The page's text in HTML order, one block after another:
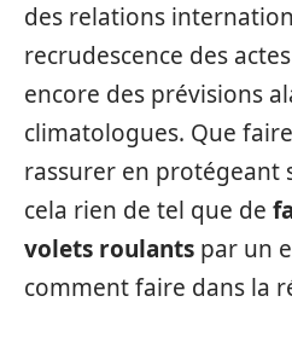
des relations
recrudescence des
encore des prévisions
climatologues. Que
rassurer en protégeant
cela rien de tel que de
volets roulants par un
comment faire dans la